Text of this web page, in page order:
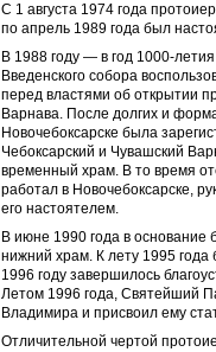
С 1 августа 1974 года
по апрель 1989 года был
В 1988 году — в год 1000-
Введенского собора
перед властями об открытии
Варнава. После долгих и
Новочебоксарске была
Чебоксарский и Чувашский
временный храм. В то время
работал в Новочебоксарске,
его настоятелем.
В июне 1990 года в основание
нижний храм. К лету 1995
1996 году завершилось
Летом 1996 года, Святейший
Владимира и присвоил ему
Отличительной чертой